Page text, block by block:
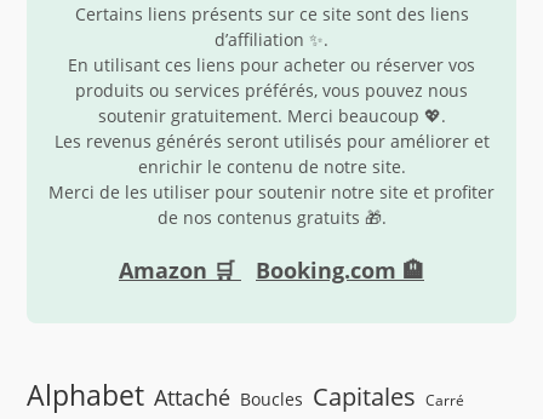
Certains liens présents sur ce site sont des liens
d’affiliation ✨.
En utilisant ces liens pour acheter ou réserver vos
produits ou services préférés, vous pouvez nous
soutenir gratuitement. Merci beaucoup 💖.
Les revenus générés seront utilisés pour améliorer et
enrichir le contenu de notre site.
Merci de les utiliser pour soutenir notre site et profiter
de nos contenus gratuits 🎁.
Amazon 🛒 Booking.com 🏨
Alphabet Attaché Boucles Capitales Carré